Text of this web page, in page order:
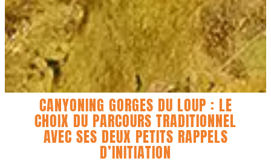
CANYONING GORGES DU LOUP : LE
CHOIX DU PARCOURS TRADITIONNEL
AVEC SES DEUX PETITS RAPPELS
D’INITIATION